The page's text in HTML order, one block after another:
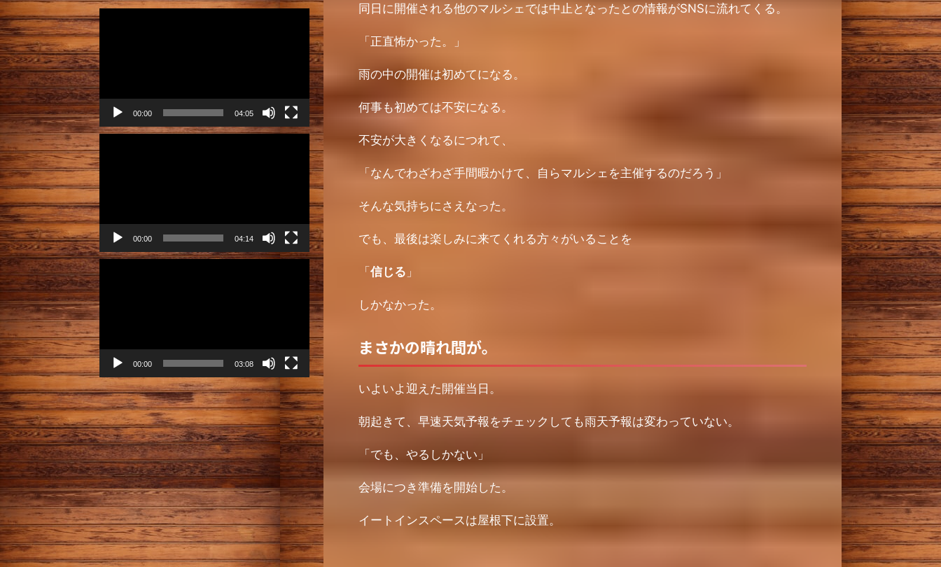
同日に開催される他のマルシェでは中止となったとの情報がSNSに流れてくる。
「正直怖かった。」
雨の中の開催は初めてになる。
何事も初めては不安になる。
不安が大きくなるにつれて、
「なんでわざわざ手間暇かけて、自らマルシェを主催するのだろう」
そんな気持ちにさえなった。
でも、最後は楽しみに来てくれる方々がいることを
「信じる 」
しかなかった。
まさかの晴れ間が。
いよいよ迎えた開催当日。
朝起きて、早速天気予報をチェックしても雨天予報は変わっていない。
「でも、やるしかない」
会場につき準備を開始した。
イートインスペースは屋根下に設置。
動
画
プ
レ
ー
ヤ
ー
00:00 04:05
動
画
プ
レ
ー
ヤ
ー
00:00 04:14
動
画
プ
レ
ー
ヤ
ー
00:00 03:08